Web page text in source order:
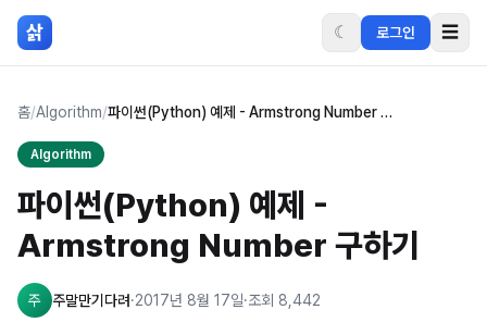
본문 바로가기
삵 ☾ 로그인 ☰
홈/Algorithm/ 파이썬(Python) 예제 - Armstrong Number 구하기
Algorithm
파이썬(Python) 예제 -
Armstrong Number 구하기
주 주말만기다려·2017년 8월 17일·조회 8,442